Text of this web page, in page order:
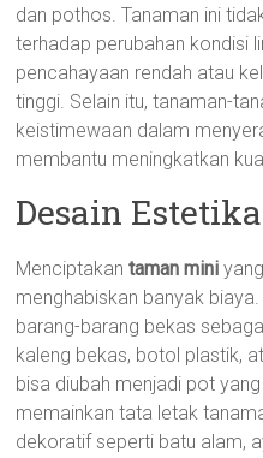
dan pothos. Tanaman ini
terhadap perubahan kondisi
pencahayaan rendah atau
tinggi. Selain itu, tanaman-
keistimewaan dalam
membantu meningkatkan
Desain
Menciptakantaman mini
menghabiskan banyak
barang-barang bekas
kaleng bekas, botol plastik,
bisa diubah menjadi pot
memainkan tata letak
dekoratif seperti batu alam,